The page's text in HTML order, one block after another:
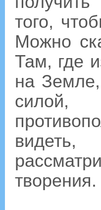
того,
Можно
Там, где
на Земле,
творения.